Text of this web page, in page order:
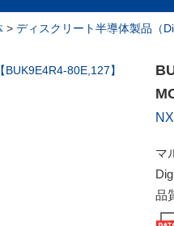
> ディスクリート半導体製品（
マ
品